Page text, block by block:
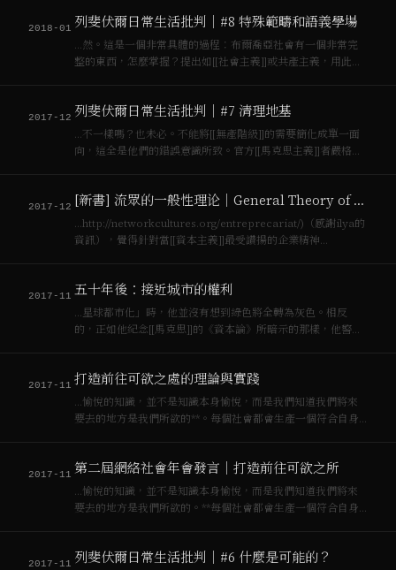
2018-01 列斐伏爾日常生活批判｜#8 特殊範疇和語義學場
…然。這是一個非常具體的過程：布爾喬亞社會有一個非常完
整的東西，怎麼掌握？提出如[[社會主義]]或共產主義，用此主
的力量。**要想掌握某種社會總…
2017-12 列斐伏爾日常生活批判｜#7 清理地基
…不一樣嗎？也未必。不能將[[無產階級]]的需要簡化成單一面
向，這全是他們的錯誤意識所致。官方[[馬克思主義]]者嚴格地
如…
2017-12 [新書] 流眾的一般性理论｜General Theory of the Precariat
…http://networkcultures.org/entreprecariat/)（感謝ilya的
資訊），覺得針對當[[資本主義]]最受讚揚的企業精神
2017-11 五十年後：接近城市的權利
…星球都市化」時，他並沒有想到綠色將全轉為灰色。相反
的，正如他紀念[[馬克思]]的《資本論》所暗示的那樣，他警告
系統將星球地理變成商…
2017-11 打造前往可欲之處的理論與實踐
…愉悅的知識，並不是知識本身愉悅，而是我們知道我們將來
要去的地方是我們所欲的**。每個社會都會生產一個符合自身
技術主義也將會生…
2017-11 第二屆網絡社會年會發言｜打造前往可欲之所
…愉悅的知識，並不是知識本身愉悅，而是我們知道我們將來
要去的地方是我們所欲的。**每個社會都會生產一個符合自身
技術主義也將會生…
2017-11 列斐伏爾日常生活批判｜#6 什麼是可能的？